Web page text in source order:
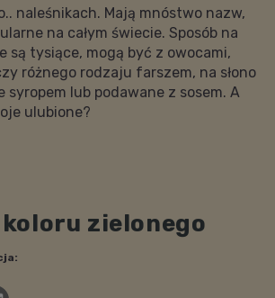
naleśnikach. Mają mnóstwo nazw,
na całym świecie. Sposób na
są tysiące, mogą być z owocami,
różnego rodzaju farszem, na słono
syropem lub podawane z sosem. A
ulubione?
zielonego